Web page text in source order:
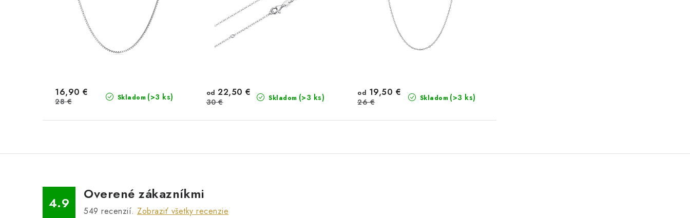
Skladom (>3 ks)
16,90 €
28 € Skladom (>3 ks)
od 22,50 €
30 € Skladom (>3 ks)
od 19,50 €
26 €
4.9
Overené zákazníkmi
549 recenzií. Zobraziť všetky recenzie